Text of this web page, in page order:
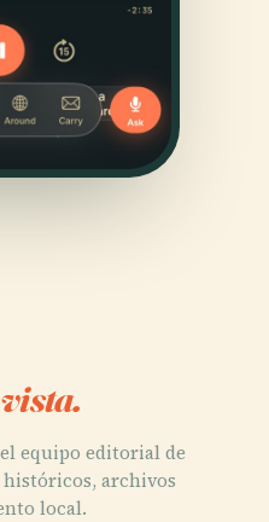
equipo editorial de
archivos
local.